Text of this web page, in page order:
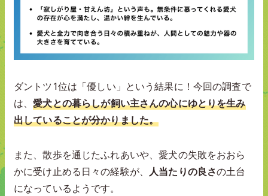
ダントツ1位は「優しい」という結果に！今回の調査で
は、愛犬との暮らしが飼い主さんの心にゆとりを生み
出していることが分かりました。
また、散歩を通じたふれあいや、愛犬の失敗をおおら
かに受け止める日々の経験が、 人当たりの良さの土台
になっているようです。